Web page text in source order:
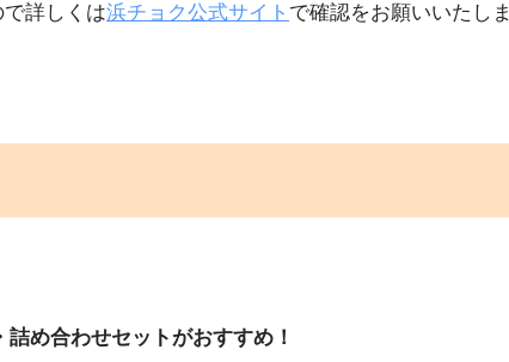
詳しくは浜チョク公式サイト で確認をお願いいたしま
め合わせセットがおすすめ！